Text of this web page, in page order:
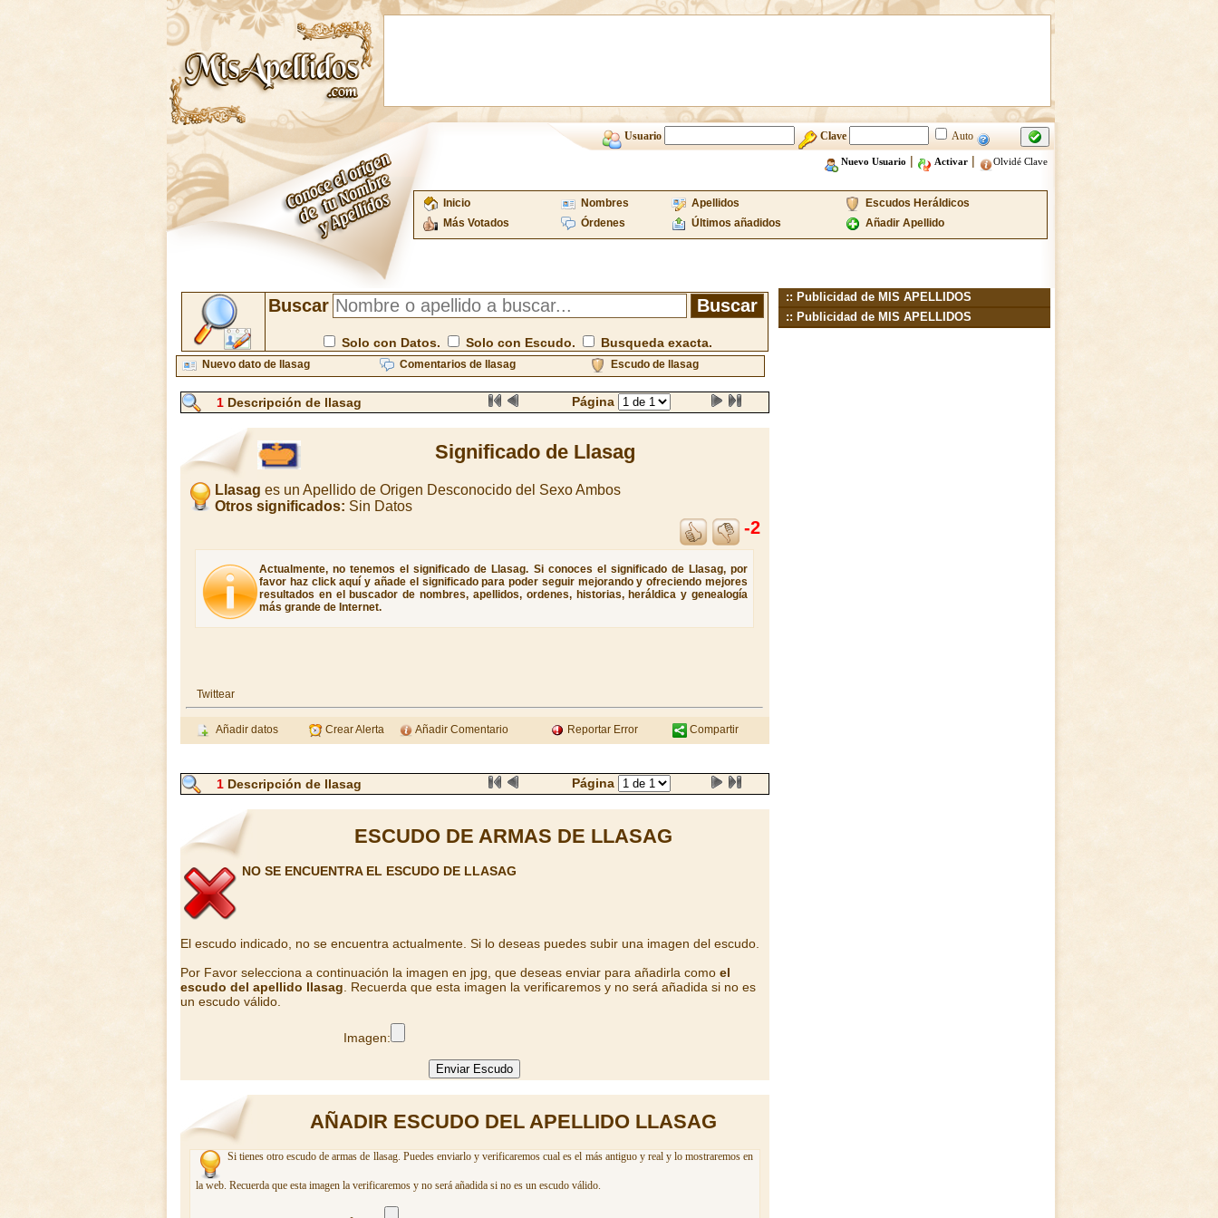
Usuario Clave Auto
Nuevo Usuario | Activar| Olvidé Clave
Inicio Nombres Apellidos
Escudos Heráldicos
Más Votados
Órdenes Últimos añadidos Añadir Apellido
Buscar
Solo con Datos. Solo con Escudo. Busqueda exacta.
Nuevo dato de llasag Comentarios de llasag Escudo de llasag
1Descripción de llasag Página
Significado de Llasag
Llasag es un Apellido de Origen Desconocido del Sexo Ambos
Otros significados: Sin Datos
-2
Actualmente, no tenemos el significado de Llasag. Si conoces el significado de Llasag, por
favor haz click aquí y añade el significado para poder seguir mejorando y ofreciendo mejores
resultados en el buscador de nombres, apellidos, ordenes, historias, heráldica y genealogía
más grande de Internet.
Twittear
Añadir datos Crear Alerta Añadir Comentario Reportar Error Compartir
1Descripción de llasag Página
ESCUDO DE ARMAS DE LLASAG
NO SE ENCUENTRA EL ESCUDO DE LLASAG
El escudo indicado, no se encuentra actualmente. Si lo deseas puedes subir una imagen del escudo.
Por Favor selecciona a continuación la imagen en jpg, que deseas enviar para añadirla como el
escudo del apellido llasag . Recuerda que esta imagen la verificaremos y no será añadida si no es
un escudo válido.
Imagen:
AÑADIR ESCUDO DEL APELLIDO LLASAG
Si tienes otro escudo de armas de llasag. Puedes enviarlo y verificaremos cual es el más antiguo y real y lo mostraremos en
la web. Recuerda que esta imagen la verificaremos y no será añadida si no es un escudo válido.
:: Publicidad de MIS APELLIDOS
:: Publicidad de MIS APELLIDOS